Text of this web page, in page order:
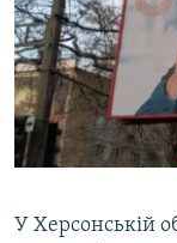
ВІДЕОУРОКИ
СВІДЧЕННЯ
УКРАЇНСЬКА
ІНФОГРАФІКА
Русский
Qırımtatar
ДОЛУЧАЙСЯ!
У Херсонській